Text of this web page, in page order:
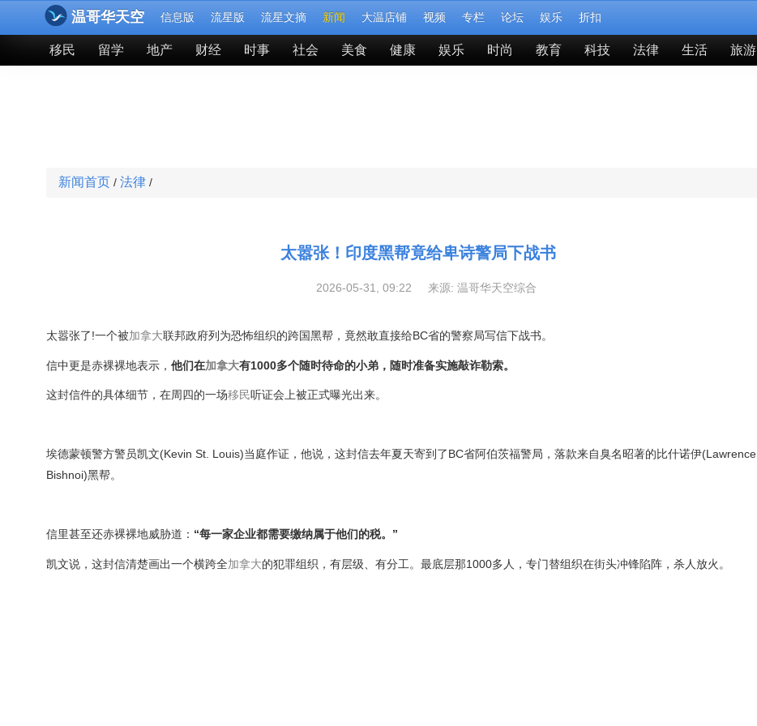
温哥华天空 信息版 流星版 流星文摘 新闻 大温店铺 视频 专栏 论坛 娱乐 折扣
移民 留学 地产 财经 时事 社会 美食 健康 娱乐 时尚 教育 科技 法律 生活 旅游
新闻首页 / 法律 /
太嚣张！印度黑帮竟给卑诗警局下战书
2026-05-31, 09:22 来源: 温哥华天空综合
太嚣张了!一个被加拿大联邦政府列为恐怖组织的跨国黑帮，竟然敢直接给BC省的警察局写信下战书。
信中更是赤裸裸地表示， 他们在加拿大有1000多个随时待命的小弟，随时准备实施敲诈勒索。
这封信件的具体细节，在周四的一场移民听证会上被正式曝光出来。
埃德蒙顿警方警员凯文(Kevin St. Louis)当庭作证，他说，这封信去年夏天寄到了BC省阿伯茨福警局，落款来自臭名昭著的比什诺伊(Lawrence
Bishnoi)黑帮。
信里甚至还赤裸裸地威胁道： “每一家企业都需要缴纳属于他们的税。”
凯文说，这封信清楚画出一个横跨全加拿大的犯罪组织，有层级、有分工。最底层那1000多人，专门替组织在街头冲锋陷阵，杀人放火。